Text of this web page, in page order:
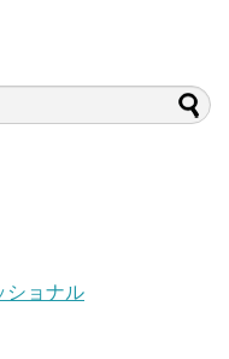
ショナル